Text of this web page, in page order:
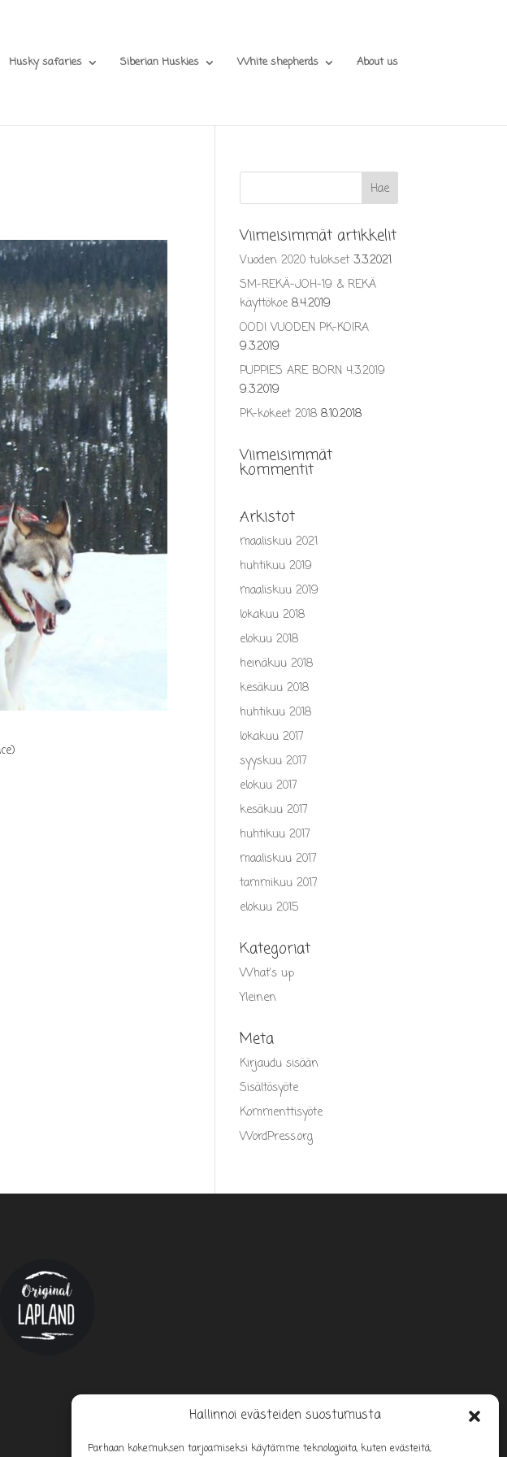
Hallinnoi evästeiden suostumusta
Parhaan kokemuksen tarjoamiseksi käytämme teknologioita, kuten evästeitä,
Husky safaries Siberian Huskies White shepherds About us
Viimeisimmät artikkelit
Vuoden 2020 tulokset 3.3.2021
SM-REKÄ-JOH-19 & REKÄ
käyttökoe 8.4.2019
OODI VUODEN PK-KOIRA
9.3.2019
PUPPIES ARE BORN 4.3.2019
9.3.2019
PK-kokeet 2018 8.10.2018
Viimeisimmät
kommentit
Arkistot
maaliskuu 2021
huhtikuu 2019
maaliskuu 2019
lokakuu 2018
elokuu 2018
heinäkuu 2018
kesäkuu 2018
huhtikuu 2018
lokakuu 2017
syyskuu 2017
elokuu 2017
kesäkuu 2017
huhtikuu 2017
maaliskuu 2017
tammikuu 2017
elokuu 2015
Kategoriat
What's up
Yleinen
Meta
Kirjaudu sisään
Sisältösyöte
Kommenttisyöte
WordPress.org